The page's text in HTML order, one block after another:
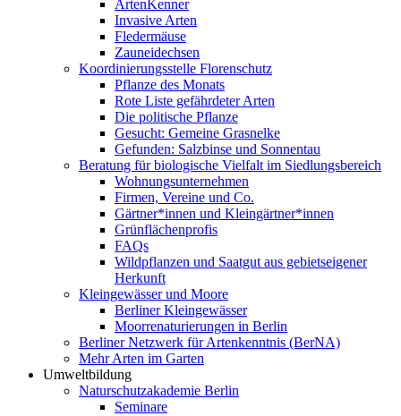
ArtenKenner
Invasive Arten
Fledermäuse
Zauneidechsen
Koordinierungsstelle Florenschutz
Pflanze des Monats
Rote Liste gefährdeter Arten
Die politische Pflanze
Gesucht: Gemeine Grasnelke
Gefunden: Salzbinse und Sonnentau
Beratung für biologische Vielfalt im Siedlungsbereich
Wohnungsunternehmen
Firmen, Vereine und Co.
Gärtner*innen und Kleingärtner*innen
Grünflächenprofis
FAQs
Wildpflanzen und Saatgut aus gebietseigener
Herkunft
Kleingewässer und Moore
Berliner Kleingewässer
Moorrenaturierungen in Berlin
Berliner Netzwerk für Artenkenntnis (BerNA)
Mehr Arten im Garten
Umweltbildung
Naturschutzakademie Berlin
Seminare